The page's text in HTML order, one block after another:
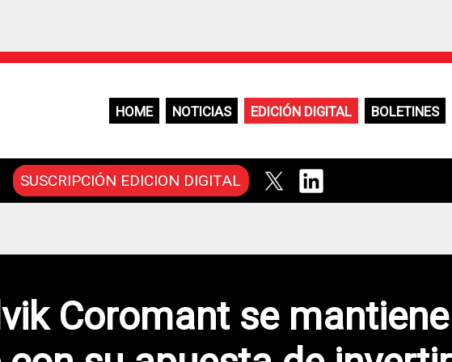
HOME NOTICIAS EDICIÓN DIGITAL BOLETINES
SUSCRIPCIÓN EDICION DIGITAL
Coromant se mantiene